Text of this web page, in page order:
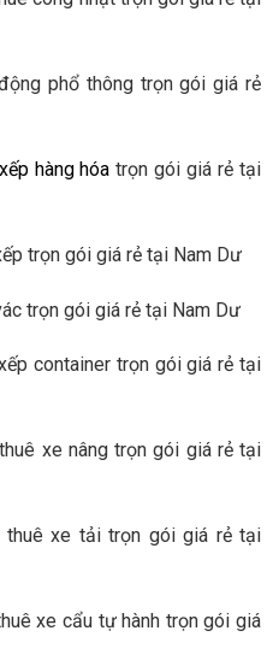
phổ thông trọn gói giá rẻ
hàng hóa trọn gói giá rẻ tại
trọn gói giá rẻ tại Nam Dư
trọn gói giá rẻ tại Nam Dư
container trọn gói giá rẻ tại
xe nâng trọn gói giá rẻ tại
thuê xe tải trọn gói giá rẻ tại
xe cẩu tự hành trọn gói giá